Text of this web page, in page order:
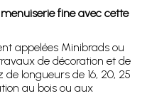
fine avec cette
appelées Minibrads ou
de décoration et de
longueurs de 16, 20, 25
au bois ou aux